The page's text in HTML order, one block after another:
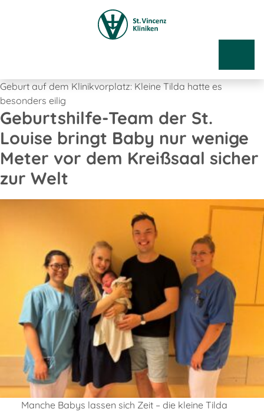
Geburt auf dem Klinikvorplatz: Kleine Tilda hatte es
besonders eilig
Geburtshilfe-Team der St.
Louise bringt Baby nur wenige
Meter vor dem Kreißsaal sicher
zur Welt
Manche Babys lassen sich Zeit – die kleine Tilda